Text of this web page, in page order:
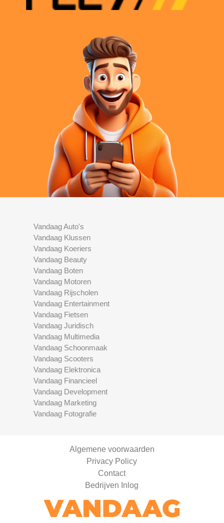
Vandaag Auto's
Vandaag Klussen
Vandaag Koeriers
Vandaag Beauty
Vandaag Boten
Vandaag Motoren
Vandaag Rijscholen
Vandaag Entertainment
Vandaag Fietsen
Vandaag Juridisch
Vandaag Multimedia
Vandaag Schoonmaak
Vandaag Scooters
Vandaag Elektronica
Vandaag Financieel
Vandaag Development
Vandaag Marketing
Vandaag Fotografie
Algemene voorwaarden
Privacy Policy
Contact
Bedrijven Inlog